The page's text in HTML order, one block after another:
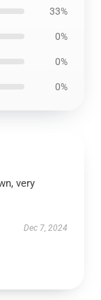
33%
0%
0%
0%
very
Dec 7, 2024